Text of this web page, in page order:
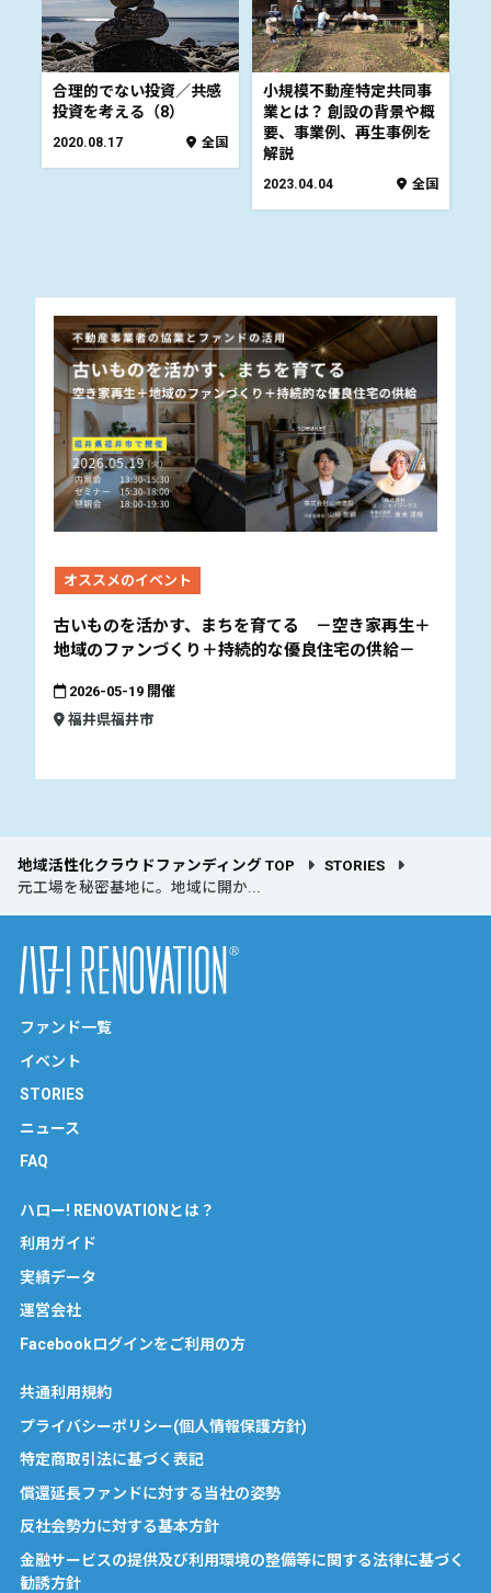
合理的でない投資／共感
投資を考える（8）
2020.08.17 全国
小規模不動産特定共同事
業とは？ 創設の背景や概
要、事業例、再生事例を
解説
2023.04.04 全国
オススメのイベント
古いものを活かす、まちを育てる －空き家再生＋
地域のファンづくり＋持続的な優良住宅の供給－
2026-05-19 開催
福井県福井市
地域活性化クラウドファンディング TOP
STORIES
元工場を秘密基地に。地域に開か...
ファンド一覧
イベント
STORIES
ニュース
FAQ
ハロー! RENOVATIONとは？
利用ガイド
実績データ
運営会社
Facebookログインをご利用の方
共通利用規約
プライバシーポリシー(個人情報保護方針)
特定商取引法に基づく表記
償還延長ファンドに対する当社の姿勢
反社会勢力に対する基本方針
金融サービスの提供及び利用環境の整備等に関する法律に基づく
勧誘方針